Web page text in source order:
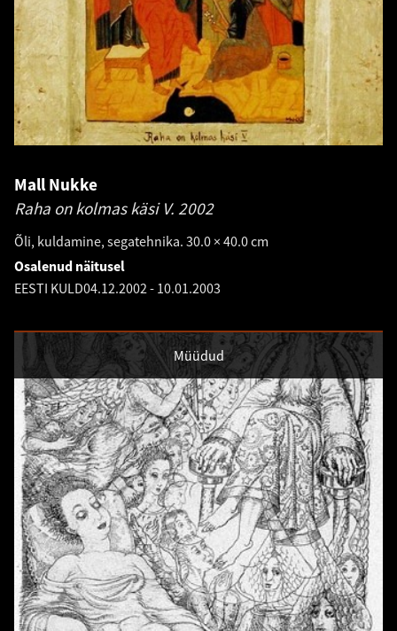
Mall Nukke
Raha on kolmas käsi V. 2002
Õli, kuldamine, segatehnika. 30.0 × 40.0 cm
Osalenud näitusel
EESTI KULD04.12.2002- 10.01.2003
Müüdud